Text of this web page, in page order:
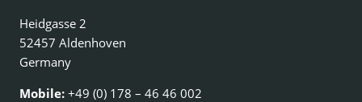
Heidgasse 2
52457 Aldenhoven
Germany
Mobile: +49 (0) 178 – 46 46 002